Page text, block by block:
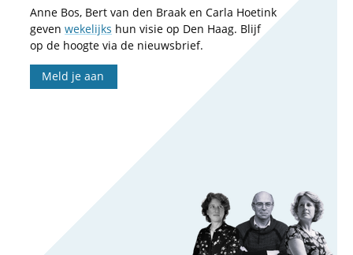
Anne Bos, Bert van den Braak en Carla Hoetink
geven wekelijks hun visie op Den Haag. Blijf
op de hoogte via de nieuwsbrief.
Meld je aan